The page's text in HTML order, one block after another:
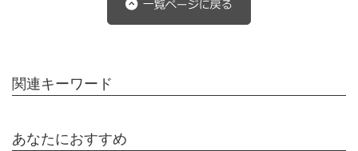
関連キーワード
あなたにおすすめ